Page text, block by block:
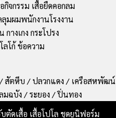
กิจกรรม เสื้อยืดคอกลม
มผมพนักงานโรงงาน
กางเกง กระโปรง
ลโก้ ข้อความ
ตหีบ / ปลวกแดง / เครือสหพัฒน์
ฉบัง / ระยอง / ปิ่นทอง
ตัดเสื้อ เสื้อโปโล ชุดยูนิฟอร์ม